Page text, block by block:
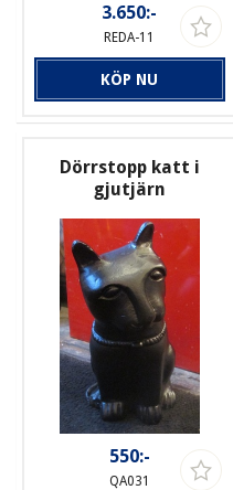
3.650:-
REDA-11
KÖP NU
Dörrstopp katt i
gjutjärn
550:-
QA031